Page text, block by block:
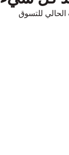
للتسوق